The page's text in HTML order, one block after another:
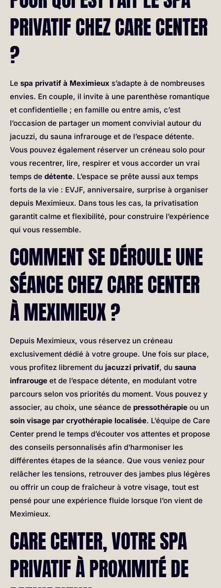
PRIVATIF CHEZ CARE CENTER
?
Le spa privatif à Meximieux s’adapte à de nombreuses
envies. En couple, il invite à une parenthèse romantique
et confidentielle ; en famille ou entre amis, c’est
l’occasion de partager un moment convivial autour du
jacuzzi, du sauna infrarouge et de l’espace détente.
Vous pouvez également réserver un créneau solo pour
vous recentrer, lire, respirer et vous accorder un vrai
temps de détente. L’espace se prête aussi aux temps
forts de la vie : EVJF, anniversaire, surprise à organiser
depuis Meximieux. Dans tous les cas, la privatisation
garantit calme et flexibilité, pour construire l’expérience
qui vous ressemble.
COMMENT SE DÉROULE UNE
SÉANCE CHEZ CARE CENTER
À MEXIMIEUX ?
Depuis Meximieux, vous réservez un créneau
exclusivement dédié à votre groupe. Une fois sur place,
vous profitez librement du jacuzzi privatif, du sauna
infrarouge et de l’espace détente, en modulant votre
parcours selon vos priorités du moment. Vous pouvez y
associer, au choix, une séance de pressothérapie ou un
soin visage par cryothérapie localisée. L’équipe de Care
Center prend le temps d’écouter vos attentes et propose
des conseils personnalisés afin d’harmoniser les
différentes étapes de la séance. Que vous veniez pour
relâcher les tensions, retrouver des jambes plus légères
ou offrir un coup de fraîcheur à votre visage, tout est
pensé pour une expérience fluide lorsque l’on vient de
Meximieux.
CARE CENTER, VOTRE SPA
PRIVATIF À PROXIMITÉ DE